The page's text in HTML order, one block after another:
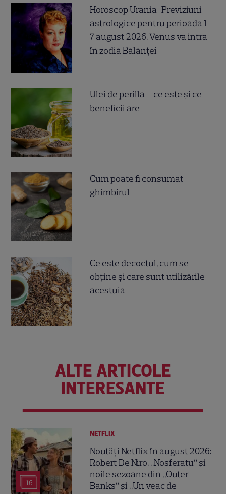
Horoscop Urania | Previziuni
astrologice pentru perioada 1 –
7 august 2026. Venus va intra
în zodia Balanței
Ulei de perilla – ce este și ce
beneficii are
Cum poate fi consumat
ghimbirul
Ce este decoctul, cum se
obţine şi care sunt utilizările
acestuia
ALTE ARTICOLE
INTERESANTE
16
NETFLIX
Noutăți Netflix în august 2026:
Robert De Niro, „Nosferatu” și
noile sezoane din „Outer
Banks” și „Un veac de